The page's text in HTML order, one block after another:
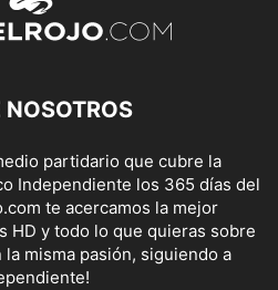
NOSOTROS
partidario que cubre la
Independiente los 365 días del
te acercamos la mejor
HD y todo lo que quieras sobre
la misma pasión, siguiendo a